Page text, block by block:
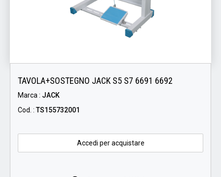
TAVOLA+SOSTEGNO JACK S5 S7 6691 6692
Marca : JACK
Cod. :TS155732001
Accedi per acquistare